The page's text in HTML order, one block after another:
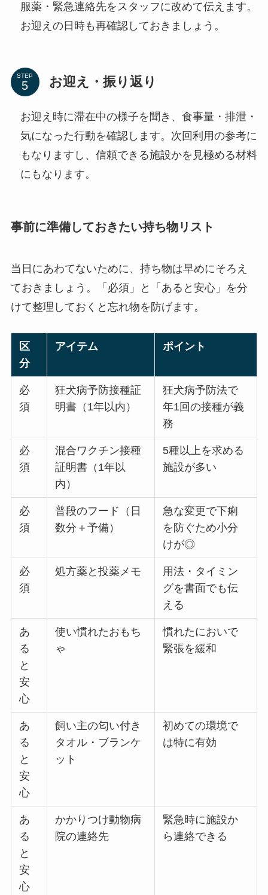
服薬・緊急連絡先をスタッフに改めて伝えます。
お迎えの日時も再確認しておきましょう。
STEP お迎え・振り返り
お迎え時に滞在中の様子を聞き、食事量・排泄・
気になった行動を確認します。次回利用の参考に
もなりますし、信頼できる施設かを見極める材料
にもなります。
事前に準備しておきたい持ち物リスト
当日にあわてないために、持ち物は早めにそろえ
ておきましょう。「必須」と「あると安心」を分
けて整理しておくと忘れ物を防げます。
区
分
アイテム ポイント
必
須
狂犬病予防接種証
明書（1年以内）
狂犬病予防法で
年1回の接種が義
務
必
須
混合ワクチン接種
証明書（1年以
内）
5種以上を求める
施設が多い
必
須
普段のフード（日
数分＋予備）
急な変更で下痢
を防ぐため小分
けが◎
必
須
処方薬と投薬メモ
用法・タイミン
グを書面でも伝
える
あ
る
と
安
心
使い慣れたおもち
ゃ
慣れたにおいで
緊張を緩和
あ
る
と
安
心
飼い主の匂い付き
タオル・ブランケ
ット
初めての環境で
は特に有効
あ
る
と
安
心
かかりつけ動物病
院の連絡先
緊急時に施設か
ら連絡できる